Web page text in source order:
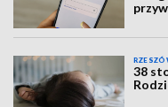
38